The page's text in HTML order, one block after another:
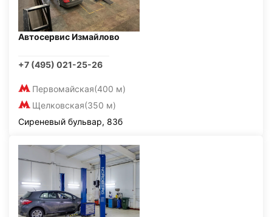
Автосервис Измайлово
+7 (495) 021-25-26
Первомайская(400 м)
Щелковская(350 м)
Сиреневый бульвар, 83б